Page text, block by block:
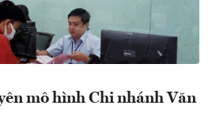
mô hình Chi nhánh Văn